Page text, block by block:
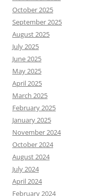
October 2025
September 2025
August 2025
July 2025
June 2025
May 2025
April 2025
March 2025
February 2025
January 2025
November 2024
October 2024
August 2024
July 2024
April 2024
February 2024